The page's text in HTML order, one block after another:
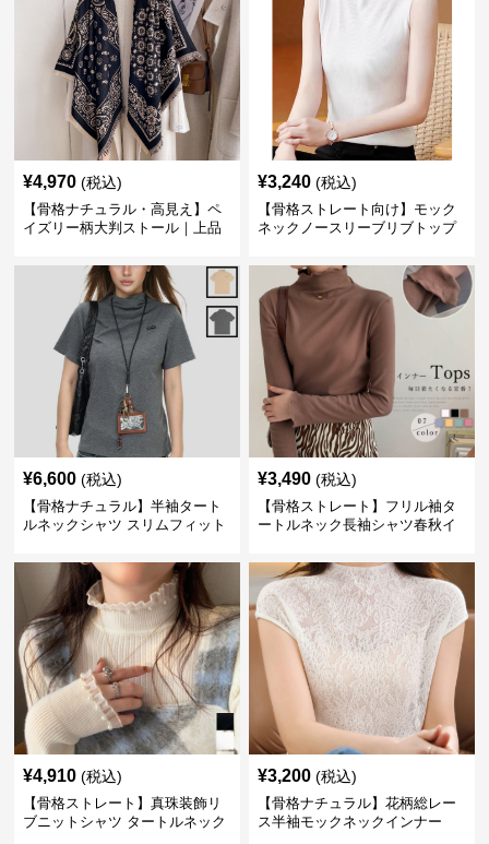
¥4,970 (税込)
【骨格ナチュラル・高見え】ペ
イズリー柄大判ストール｜上品
¥3,240 (税込)
【骨格ストレート向け】モック
ネックノースリーブリブトップ
¥6,600 (税込)
【骨格ナチュラル】半袖タート
ルネックシャツ スリムフィット
¥3,490 (税込)
【骨格ストレート】フリル袖タ
ートルネック長袖シャツ春秋イ
¥4,910 (税込)
【骨格ストレート】真珠装飾リ
ブニットシャツ タートルネック
¥3,200 (税込)
【骨格ナチュラル】花柄総レー
ス半袖モックネックインナー